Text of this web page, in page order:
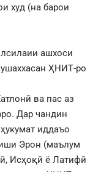
худ (на барои
ашхоси
ҲНИТ-ро
ва пас аз
Дар чандин
иддаъо
Эрон (маълум
Исҳоқӣ ё Латифӣ